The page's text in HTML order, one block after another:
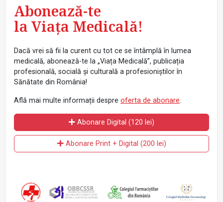
Abonează-te
la Viața Medicală!
Dacă vrei să fii la curent cu tot ce se întâmplă în lumea
medicală, abonează-te la „Viața Medicală”, publicația
profesională, socială și culturală a profesioniștilor în
Sănătate din România!
Află mai multe informații despre oferta de abonare.
Abonare Digital (120 lei)
Abonare Print + Digital (200 lei)